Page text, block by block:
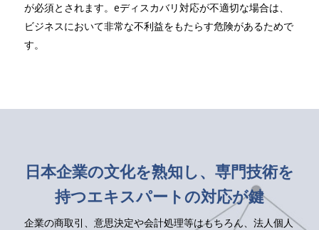
が必須とされます。eディスカバリ対応が不適切な場合は、
ビジネスにおいて非常な不利益をもたらす危険があるためで
す。
日本企業の文化を熟知し、専門技術を
持つエキスパートの対応が鍵
企業の商取引、意思決定や会計処理等はもちろん、法人個人